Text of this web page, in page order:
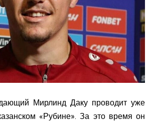
Мирлинд Даку проводит уже
«Рубине». За это время он